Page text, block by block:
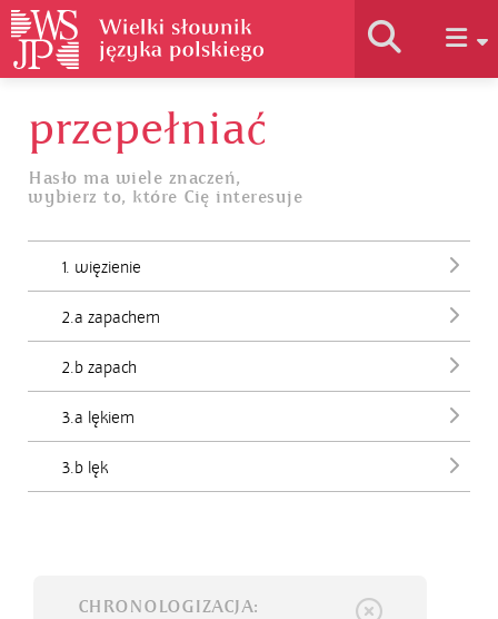
Historia słownika
Jak korzystać
przepełniać
Hasło ma wiele znaczeń,
wybierz to, które Cię interesuje
1. więzienie
2.a zapachem
2.b zapach
3.a lękiem
3.b lęk
CHRONOLOGIZACJA: